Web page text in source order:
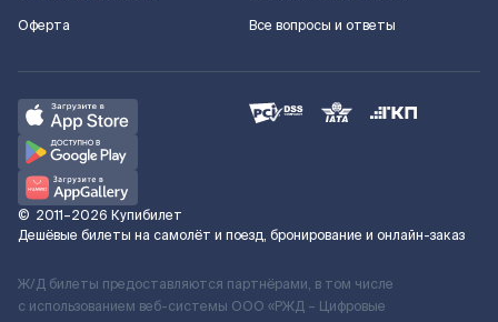
Оферта
Все вопросы и ответы
© 2011–2026 Купибилет
Дешёвые билеты на самолёт и поезд, бронирование и онлайн-заказ
Ж/Д билеты предоставляются партнёрами, в том числе
с использованием веб-системы ООО «РЖД – Цифровые